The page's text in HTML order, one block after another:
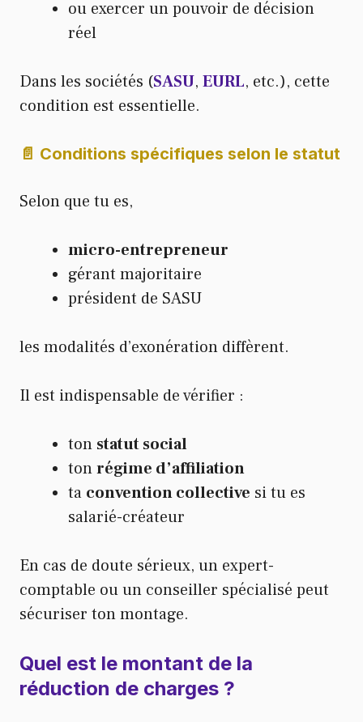
ou exercer un pouvoir de décision
réel
Dans les sociétés (SASU, EURL, etc.), cette
condition est essentielle.
📄 Conditions spécifiques selon le statut
Selon que tu es,
micro-entrepreneur
gérant majoritaire
président de SASU
les modalités d’exonération diffèrent.
Il est indispensable de vérifier :
ton statut social
tonrégime d’affiliation
ta convention collective si tu es
salarié-créateur
En cas de doute sérieux, un expert-
comptable ou un conseiller spécialisé peut
sécuriser ton montage.
Quel est le montant de la
réduction de charges ?